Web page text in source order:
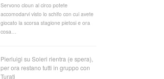
Servono cloun al circo potete
accomodarvi visto lo schifo con cui avete
giocato la scorsa stagione pietosi e ora
cosa…
Pierluigi suSoleri rientra (e spera),
per ora restano tutti in gruppo con
Turati